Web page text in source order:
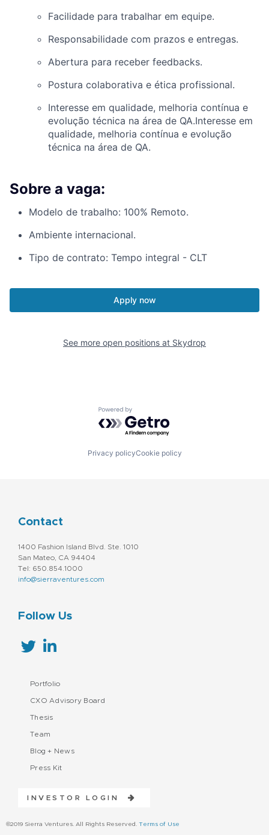
Facilidade para trabalhar em equipe.
Responsabilidade com prazos e entregas.
Abertura para receber feedbacks.
Postura colaborativa e ética profissional.
Interesse em qualidade, melhoria contínua e
evolução técnica na área de QA.Interesse em
qualidade, melhoria contínua e evolução
técnica na área de QA.
Sobre a vaga:
Modelo de trabalho: 100% Remoto.
Ambiente internacional.
Tipo de contrato: Tempo integral - CLT
Apply now
See more open positions at Skydrop
Powered by Getro.com
Privacy policyCookie policy
Contact
1400 Fashion Island Blvd. Ste. 1010
San Mateo, CA 94404
Tel: 650.854.1000
info@sierraventures.com
Follow Us
Portfolio
CXO Advisory Board
Thesis
Team
Blog + News
Press Kit
INVESTOR LOGIN
©2019 Sierra Ventures. All Rights Reserved. Terms of Use